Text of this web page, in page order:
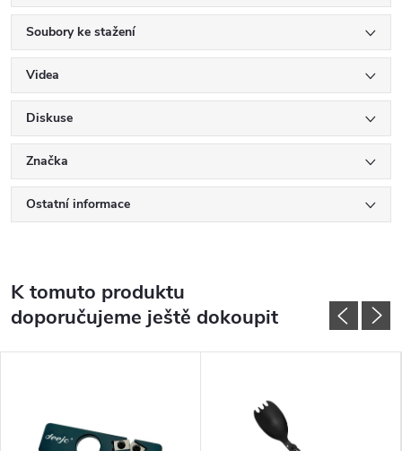
Soubory ke stažení
Videa
Diskuse
Značka
Ostatní informace
K tomuto produktu
doporučujeme ještě dokoupit